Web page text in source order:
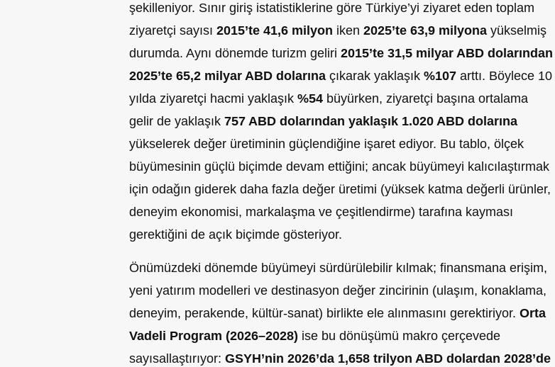
şekilleniyor. Sınır giriş istatistiklerine göre Türkiye’yi ziyaret eden toplam
ziyaretçi sayısı 2015’te 41,6 milyon iken 2025’te 63,9 milyona yükselmiş
durumda. Aynı dönemde turizm geliri 2015’te 31,5 milyar ABD dolarından
2025’te 65,2 milyar ABD dolarına çıkarak yaklaşık %107 arttı. Böylece 10
yılda ziyaretçi hacmi yaklaşık %54 büyürken, ziyaretçi başına ortalama
gelir de yaklaşık 757 ABD dolarından yaklaşık 1.020 ABD dolarına
yükselerek değer üretiminin güçlendiğine işaret ediyor. Bu tablo, ölçek
büyümesinin güçlü biçimde devam ettiğini; ancak büyümeyi kalıcılaştırmak
için odağın giderek daha fazla değer üretimi (yüksek katma değerli ürünler,
deneyim ekonomisi, markalaşma ve çeşitlendirme) tarafına kayması
gerektiğini de açık biçimde gösteriyor.
Önümüzdeki dönemde büyümeyi sürdürülebilir kılmak; finansmana erişim,
yeni yatırım modelleri ve destinasyon değer zincirinin (ulaşım, konaklama,
deneyim, perakende, kültür-sanat) birlikte ele alınmasını gerektiriyor. Orta
Vadeli Program (2026–2028) ise bu dönüşümü makro çerçevede
sayısallaştırıyor: GSYH’nin 2026’da 1,658 trilyon ABD dolardan 2028’de